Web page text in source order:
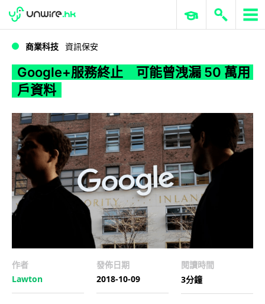
WWDC 2026 ERP 與商業 AI
商業科技 資訊保安
Google+服務終止 可能曾洩漏 50 萬用
戶資料
作者
Lawton
發佈日期
2018-10-09
閱讀時間
3分鐘